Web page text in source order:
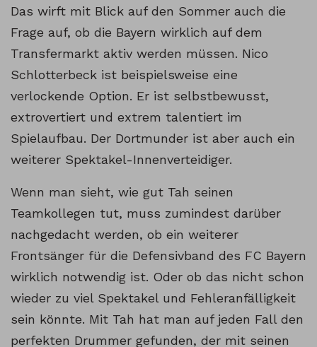
Das wirft mit Blick auf den Sommer auch die
Frage auf, ob die Bayern wirklich auf dem
Transfermarkt aktiv werden müssen. Nico
Schlotterbeck ist beispielsweise eine
verlockende Option. Er ist selbstbewusst,
extrovertiert und extrem talentiert im
Spielaufbau. Der Dortmunder ist aber auch ein
weiterer Spektakel-Innenverteidiger.
Wenn man sieht, wie gut Tah seinen
Teamkollegen tut, muss zumindest darüber
nachgedacht werden, ob ein weiterer
Frontsänger für die Defensivband des FC Bayern
wirklich notwendig ist. Oder ob das nicht schon
wieder zu viel Spektakel und Fehleranfälligkeit
sein könnte. Mit Tah hat man auf jeden Fall den
perfekten Drummer gefunden, der mit seinen